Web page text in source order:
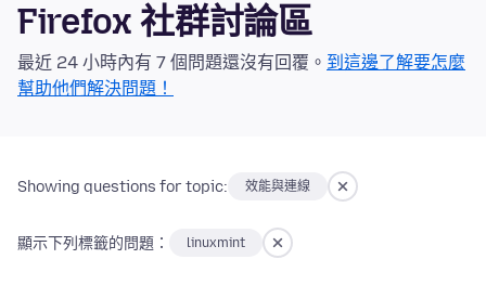
Firefox 社群討論區
最近 24 小時內有 7 個問題還沒有回覆。 到這邊了解要怎麼
幫助他們解決問題！
Showing questions for topic: 效能與連線
顯示下列標籤的問題： linuxmint